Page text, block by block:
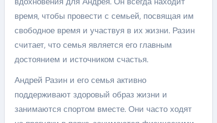
время, чтобы провести с семьей, посвящая им
свободное время и участвуя в их жизни. Разин
считает, что семья является его главным
достоянием и источником счастья.
Андрей Разин и его семья активно
поддерживают здоровый образ жизни и
занимаются спортом вместе. Они часто ходят